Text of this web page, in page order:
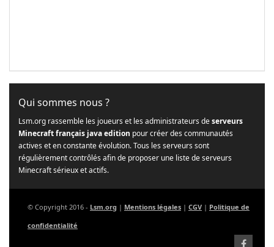
Qui sommes nous ?
Lsm.org rassemble les joueurs et les administrateurs deserveurs
Minecraft français java edition pour créer des communautés
actives et en constante évolution. Tous les serveurs sont
régulièrement contrôlés afin de proposer une liste de serveurs
Minecraft sérieux et actifs.
© Copyright 2016 - Lsm.org | Mentions légales | CGV | Politique de
confidentialité